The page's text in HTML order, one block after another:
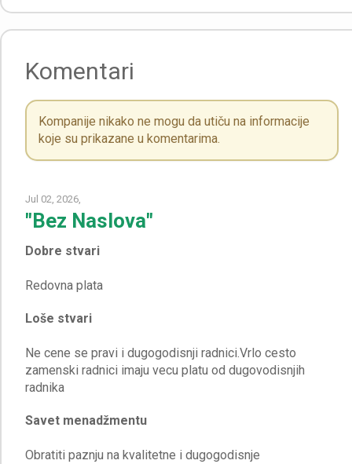
Komentari
Kompanije nikako ne mogu da utiču na informacije
koje su prikazane u komentarima.
Jul 02, 2026,
"Bez Naslova"
Dobre stvari
Loše stvari
Ne cene se pravi i dugogodisnji radnici.Vrlo cesto
zamenski radnici imaju vecu platu od dugovodisnjih
Savet menadžmentu
Obratiti paznju na kvalitetne i dugogodisnje